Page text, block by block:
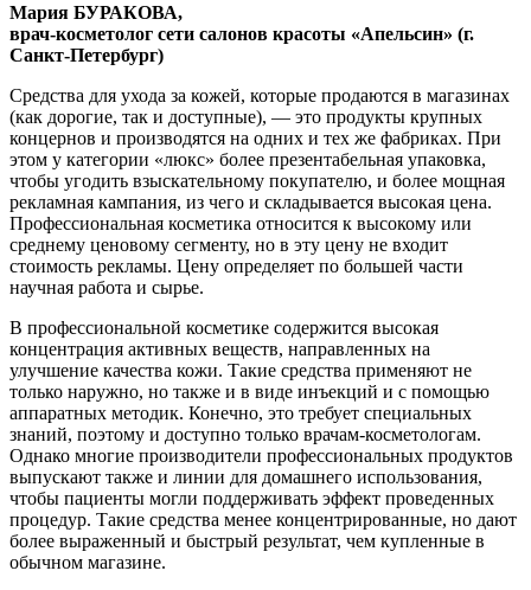
Мария БУРАКОВА,
врач-косметолог сети салонов красоты «Апельсин» (г.
Санкт-Петербург)
Средства для ухода за кожей, которые продаются в магазинах
(как дорогие, так и доступные), — это продукты крупных
концернов и производятся на одних и тех же фабриках. При
этом у категории «люкс» более презентабельная упаковка,
чтобы угодить взыскательному покупателю, и более мощная
рекламная кампания, из чего и складывается высокая цена.
Профессиональная косметика относится к высокому или
среднему ценовому сегменту, но в эту цену не входит
стоимость рекламы. Цену определяет по большей части
научная работа и сырье.
В профессиональной косметике содержится высокая
концентрация активных веществ, направленных на
улучшение качества кожи. Такие средства применяют не
только наружно, но также и в виде инъекций и с помощью
аппаратных методик. Конечно, это требует специальных
знаний, поэтому и доступно только врачам-косметологам.
Однако многие производители профессиональных продуктов
выпускают также и линии для домашнего использования,
чтобы пациенты могли поддерживать эффект проведенных
процедур. Такие средства менее концентрированные, но дают
более выраженный и быстрый результат, чем купленные в
обычном магазине.